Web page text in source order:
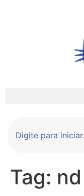
Tag: nd